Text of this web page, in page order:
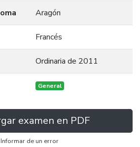
Aragón
Francés
Ordinaria de 2011
General
examen en PDF
Informar de un error